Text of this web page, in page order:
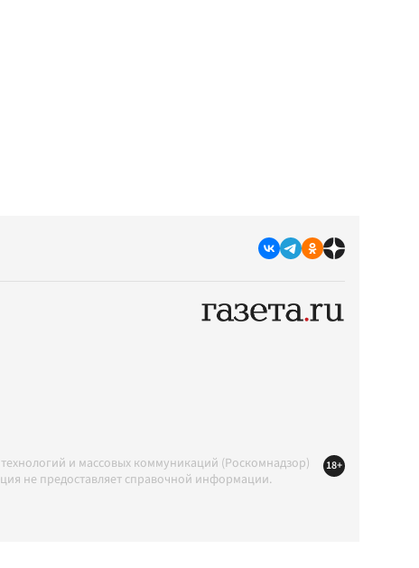
и массовых коммуникаций (Роскомнадзор)
не предоставляет справочной информации.
18+